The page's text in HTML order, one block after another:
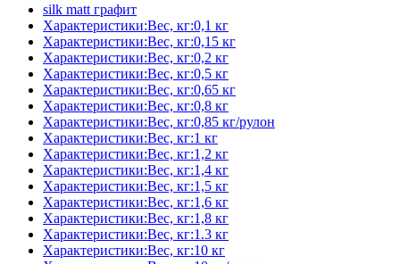
silk matt графит
Характеристики:Вес, кг:0,1 кг
Характеристики:Вес, кг:0,15 кг
Характеристики:Вес, кг:0,2 кг
Характеристики:Вес, кг:0,5 кг
Характеристики:Вес, кг:0,65 кг
Характеристики:Вес, кг:0,8 кг
Характеристики:Вес, кг:0,85 кг/рулон
Характеристики:Вес, кг:1 кг
Характеристики:Вес, кг:1,2 кг
Характеристики:Вес, кг:1,4 кг
Характеристики:Вес, кг:1,5 кг
Характеристики:Вес, кг:1,6 кг
Характеристики:Вес, кг:1,8 кг
Характеристики:Вес, кг:1.3 кг
Характеристики:Вес, кг:10 кг